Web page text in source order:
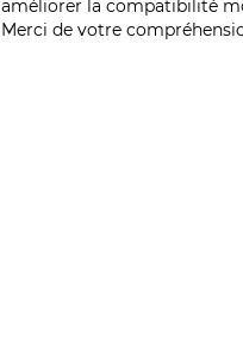
améliorer la compatibilité
Merci de votre